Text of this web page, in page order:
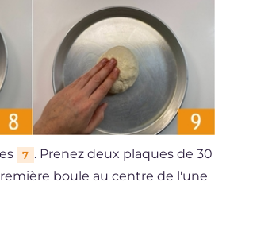
7 . Prenez deux plaques de 30
boule au centre de l'une